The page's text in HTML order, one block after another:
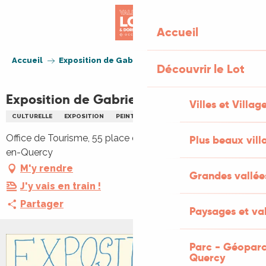
Accueil
Découvrir le Lot
Villes et
Plus beaux
Grandes
Paysages et
Parc -
Quercy
Accueil Exposition de Gabrielle Diot
Exposition de Gabrielle Diot
CULTURELLE EXPOSITION PEINTURE
Office de Tourisme, 55 place d'Occitanie, 46260 Limogne-
en-Quercy
M'y rendre
J'y vais en train !
Partager